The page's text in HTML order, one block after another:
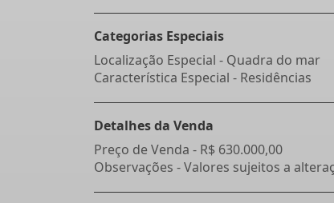
Categorias Especiais
Localização Especial - Quadra do mar
Característica Especial - Residências
Detalhes da Venda
Preço de Venda - R$ 630.000,00
Observações - Valores sujeitos a